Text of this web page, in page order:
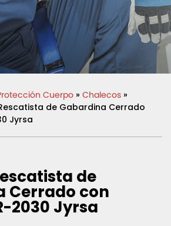
Cuerpo » Chalecos »
de Gabardina Cerrado
Jyrsa
de
Cerrado con
2030 Jyrsa